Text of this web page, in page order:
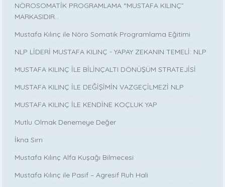
NÖROSOMATİK PROGRAMLAMA “MUSTAFA KILINÇ”
MARKASIDIR…
Mustafa Kılınç ile Nöro Somatik Programlama Eğitimi
NLP LİDERİ MUSTAFA KILINÇ - YAPAY ZEKANIN TEMELİ: NLP
MUSTAFA KILINÇ İLE BİLİNÇALTI DÖNÜŞÜM STRATEJİSİ
MUSTAFA KILINÇ İLE DEĞİŞİMİN VAZGEÇİLMEZİ NLP
MUSTAFA KILINÇ İLE KENDİNE KOÇLUK YAP
Mutlu Olmak Denemeye Değer
İkna Sırrı
Mustafa Kılınç Alfa Kuşağı Bilmecesi
Mustafa Kılınç ile Pasif – Agresif Ruh Hali